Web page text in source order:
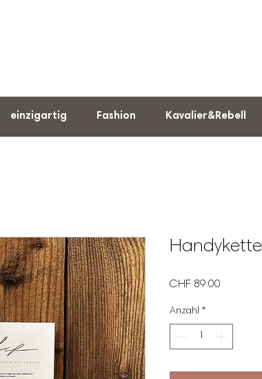
einzigartig Fashion Kavalier&Rebell
CHF 89.00
Anzahl *